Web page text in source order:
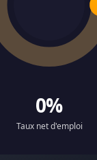
0%
Taux net d'emploi